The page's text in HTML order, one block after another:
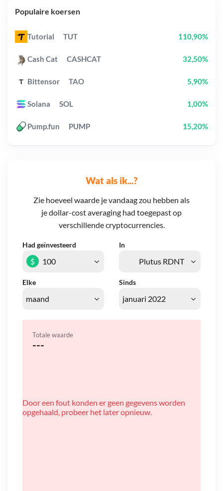
Wat als ik...?
Zie hoeveel waarde je vandaag zou hebben als
je dollar-cost averaging had toegepast op
verschillende cryptocurrencies.
Had geïnvesteerd In
Elke Sinds
$
Totale waarde
---
Door een fout konden er geen gegevens worden
opgehaald, probeer het later opnieuw.
Populaire koersen
Tutorial TUT 110,90%
Cash Cat CASHCAT 32,50%
Bittensor TAO 5,90%
Solana SOL 1,00%
Pump.fun PUMP 15,20%